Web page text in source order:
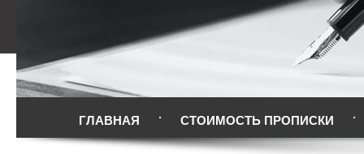
ГЛАВНАЯ СТОИМОСТЬ ПРОПИСКИ